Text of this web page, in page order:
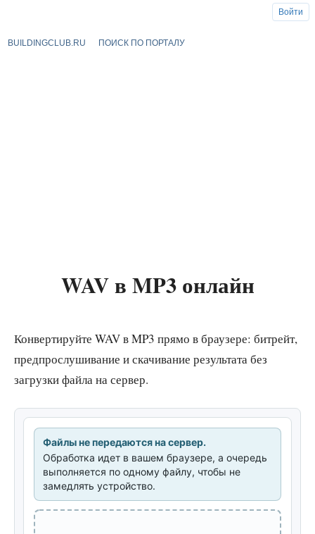
BUILDINGCLUB.RU ПОИСК ПО ПОРТАЛУ
WAV в MP3 онлайн
Конвертируйте WAV в MP3 прямо в браузере: битрейт,
предпрослушивание и скачивание результата без
загрузки файла на сервер.
Файлы не передаются на сервер.
Обработка идет в вашем браузере, а очередь
выполняется по одному файлу, чтобы не
замедлять устройство.
Войти